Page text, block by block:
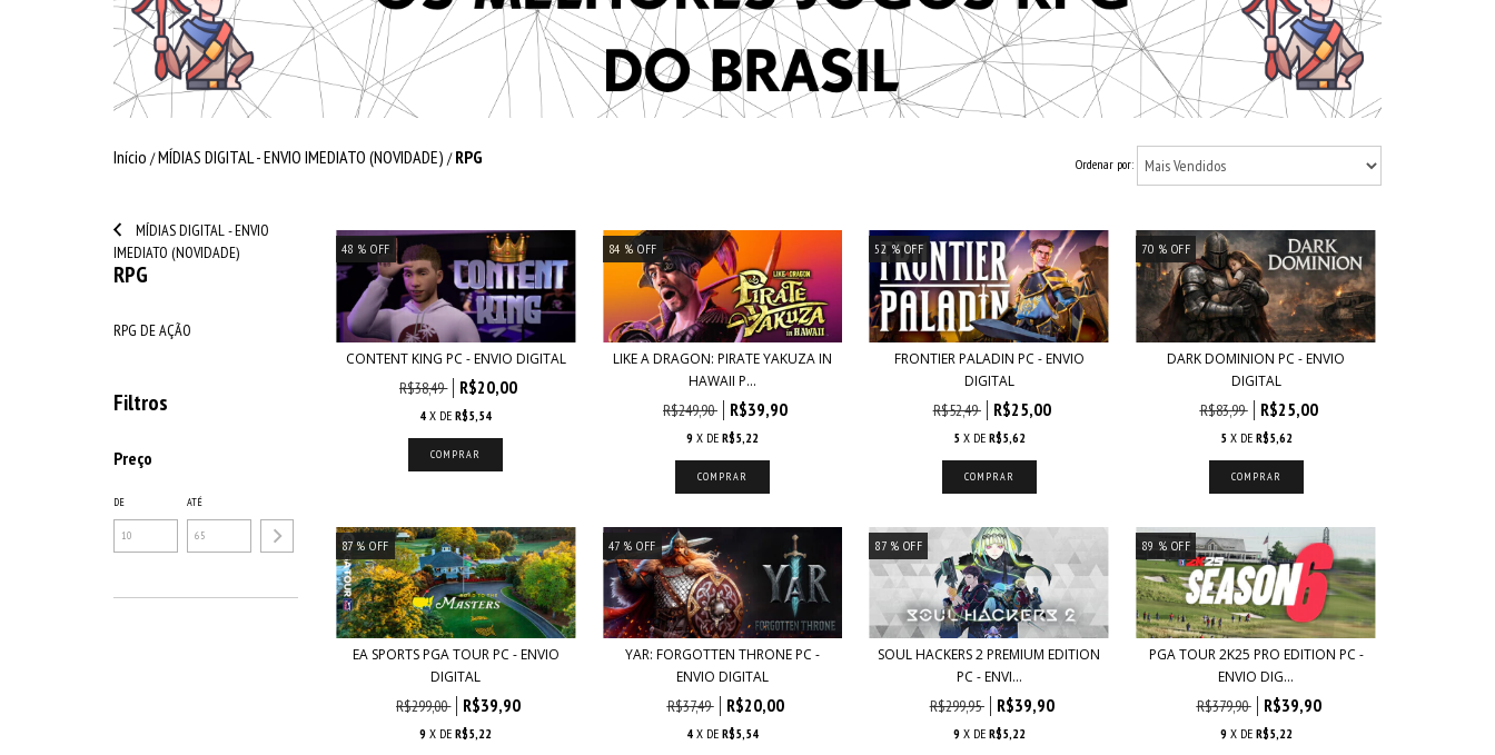
Início /MÍDIAS DIGITAL - ENVIO IMEDIATO (NOVIDADE) / RPG Ordenar por:
MÍDIAS DIGITAL - ENVIO
IMEDIATO (NOVIDADE)
RPG
RPG DE AÇÃO
Filtros
Preço
DE ATÉ
48 % OFF
CONTENT KING PC - ENVIO DIGITAL
R$38,49 R$20,00
4 X DER$5,54
84 % OFF
LIKE A DRAGON: PIRATE YAKUZA IN
HAWAII P...
R$249,90 R$39,90
9 X DER$5,22
52% OFF
FRONTIER PALADIN PC - ENVIO
DIGITAL
R$52,49 R$25,00
5 X DE R$5,62
70 % OFF
DARK DOMINION PC - ENVIO
DIGITAL
R$83,99 R$25,00
5 X DE R$5,62
87% OFF
EA SPORTS PGA TOUR PC - ENVIO
DIGITAL
R$299,00 R$39,90
9 X DER$5,22
47% OFF
YAR: FORGOTTEN THRONE PC -
ENVIO DIGITAL
R$37,49 R$20,00
4 X DER$5,54
87% OFF
SOUL HACKERS 2 PREMIUM EDITION
PC - ENVI...
R$299,95 R$39,90
9 X DE R$5,22
89 % OFF
PGA TOUR 2K25 PRO EDITION PC -
ENVIO DIG...
R$379,90 R$39,90
9 X DE R$5,22